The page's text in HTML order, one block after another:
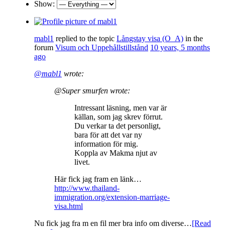
Show:
mabl1 replied to the topic Långstay visa (O_A) in the
forum Visum och Uppehållstillstånd 10 years, 5 months
ago
@mabl1 wrote:
@Super smurfen wrote:
Intressant läsning, men var är
källan, som jag skrev förrut.
Du verkar ta det personligt,
bara för att det var ny
information för mig.
Koppla av Makma njut av
livet.
Här fick jag fram en länk…
http://www.thailand-
immigration.org/extension-marriage-
visa.html
Nu fick jag fra m en fil mer bra info om diverse…[Read